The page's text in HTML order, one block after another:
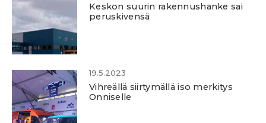
Keskon suurin rakennushanke sai
peruskivensä
19.5.2023
Vihreällä siirtymällä iso merkitys
Onniselle